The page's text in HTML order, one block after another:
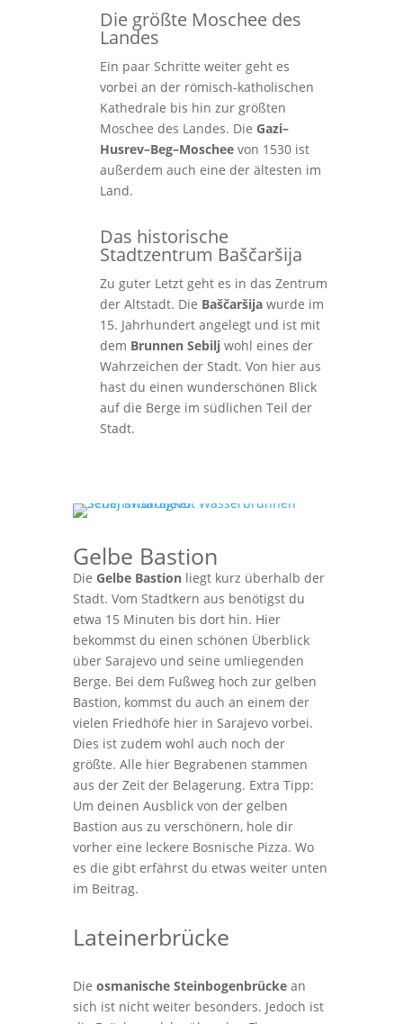
Die größte Moschee des
Landes
Ein paar Schritte weiter geht es
vorbei an der römisch-katholischen
Kathedrale bis hin zur größten
Moschee des Landes. Die Gazi–
Husrev–Beg–Moscheevon 1530 ist
außerdem auch eine der ältesten im
Land.
Das historische
Stadtzentrum Baščaršija
Zu guter Letzt geht es in das Zentrum
der Altstadt. Die Baščaršijawurde im
15. Jahrhundert angelegt und ist mit
dem Brunnen Sebiljwohl eines der
Wahrzeichen der Stadt. Von hier aus
hast du einen wunderschönen Blick
auf die Berge im südlichen Teil der
Stadt.
Gelbe Bastion
Die Gelbe Bastionliegt kurz überhalb der
Stadt. Vom Stadtkern aus benötigst du
etwa 15 Minuten bis dort hin. Hier
bekommst du einen schönen Überblick
über Sarajevo und seine umliegenden
Berge. Bei dem Fußweg hoch zur gelben
Bastion, kommst du auch an einem der
vielen Friedhöfe hier in Sarajevo vorbei.
Dies ist zudem wohl auch noch der
größte. Alle hier Begrabenen stammen
aus der Zeit der Belagerung. Extra Tipp:
Um deinen Ausblick von der gelben
Bastion aus zu verschönern, hole dir
vorher eine leckere Bosnische Pizza. Wo
es die gibt erfährst du etwas weiter unten
im Beitrag.
Lateinerbrücke
Die osmanische Steinbogenbrückean
sich ist nicht weiter besonders. Jedoch ist